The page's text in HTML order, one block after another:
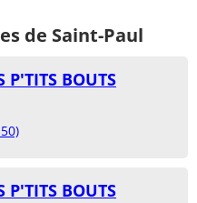
de Saint-Paul
P'TITS BOUTS
P'TITS BOUTS